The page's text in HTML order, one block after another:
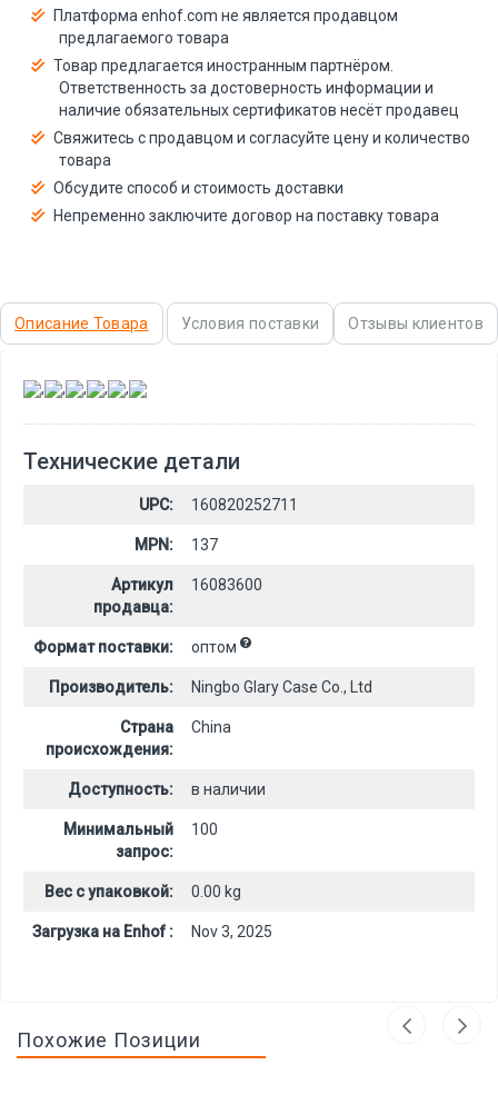
Платформа enhof.com не является продавцом
предлагаемого товара
Товар предлагается иностранным партнёром.
Ответственность за достоверность информации и
наличие обязательных сертификатов несёт продавец
Свяжитесь с продавцом и согласуйте цену и количество
товара
Обсудите способ и стоимость доставки
Непременно заключите договор на поставку товара
Описание Товара Условия поставки Отзывы клиентов
, , , , ,
Технические детали
UPC: 160820252711
MPN: 137
Артикул
продавца:
16083600
Формат поставки: оптом
Производитель: Ningbo Glary Case Co., Ltd
Страна
происхождения:
China
Доступность: в наличии
Минимальный
запрос:
100
Вес с упаковкой: 0.00 kg
Загрузка на Enhof : Nov 3, 2025
Похожие Позиции